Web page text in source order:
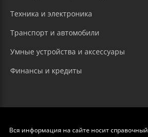
Техника и электроника
Транспорт и автомобили
Умные устройства и аксессуары
Финансы и кредиты
Вся информация на сайте носит справочный